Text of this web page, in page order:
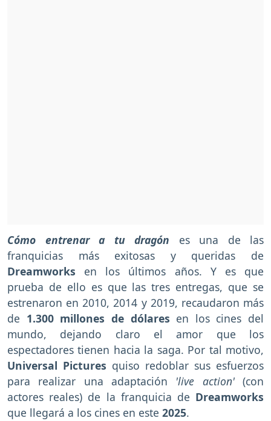
Cómo entrenar a tu dragón es una de las
franquicias más exitosas y queridas de
Dreamworks en los últimos años. Y es que
prueba de ello es que las tres entregas, que se
estrenaron en 2010, 2014 y 2019, recaudaron más
de 1.300 millones de dólares en los cines del
mundo, dejando claro el amor que los
espectadores tienen hacia la saga. Por tal motivo,
Universal Pictures quiso redoblar sus esfuerzos
para realizar una adaptación 'live action'(con
actores reales) de la franquicia de Dreamworks
que llegará a los cines en este 2025.